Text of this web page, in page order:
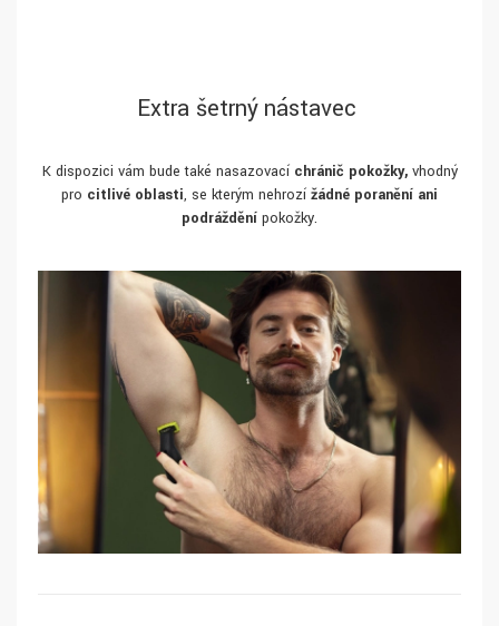
Extra šetrný nástavec
K dispozici vám bude také nasazovacíchránič pokožky,vhodný
pro citlivé oblasti, se kterým nehrozí žádné poranění ani
podráždění pokožky.